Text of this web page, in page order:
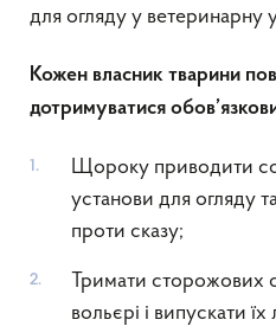
для огляду у ветеринарну
Кожен власник тварини
дотримуватися
Щороку приводити
установи для огляду
проти сказу;
Тримати сторожових
вольєрі і випускати